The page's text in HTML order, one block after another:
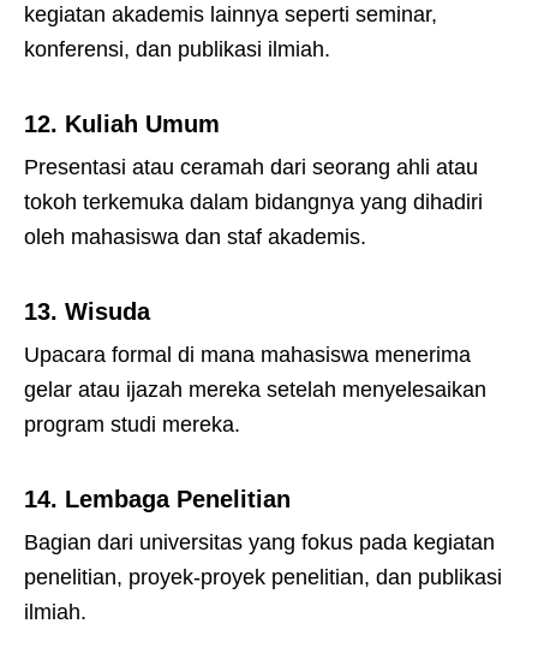
kegiatan akademis lainnya seperti seminar,
konferensi, dan publikasi ilmiah.
12. Kuliah Umum
Presentasi atau ceramah dari seorang ahli atau
tokoh terkemuka dalam bidangnya yang dihadiri
oleh mahasiswa dan staf akademis.
13. Wisuda
Upacara formal di mana mahasiswa menerima
gelar atau ijazah mereka setelah menyelesaikan
program studi mereka.
14. Lembaga Penelitian
Bagian dari universitas yang fokus pada kegiatan
penelitian, proyek-proyek penelitian, dan publikasi
ilmiah.